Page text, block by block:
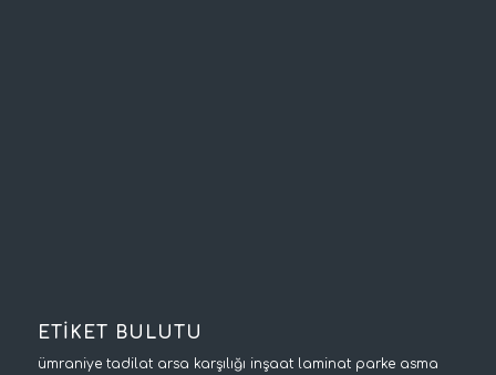
ETİKET BULUTU
ümraniye tadilat arsa karşılığı inşaat laminat parke asma